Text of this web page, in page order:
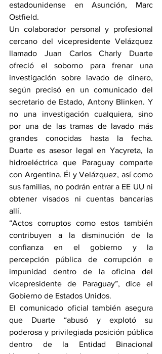
estadounidense en Asunción, Marc
Ostfield.
Un colaborador personal y profesional
cercano del vicepresidente Velázquez
llamado Juan Carlos Charly Duarte
ofreció el soborno para frenar una
investigación sobre lavado de dinero,
según precisó en un comunicado del
secretario de Estado, Antony Blinken. Y
no una investigación cualquiera, sino
por una de las tramas de lavado más
grandes conocidas hasta la fecha.
Duarte es asesor legal en Yacyreta, la
hidroeléctrica que Paraguay comparte
con Argentina. Él y Velázquez, así como
sus familias, no podrán entrar a EE UU ni
obtener visados ni cuentas bancarias
allí.
“Actos corruptos como estos también
contribuyen a la disminución de la
confianza en el gobierno y la
percepción pública de corrupción e
impunidad dentro de la oficina del
vicepresidente de Paraguay”, dice el
Gobierno de Estados Unidos.
El comunicado oficial también asegura
que Duarte “abusó y explotó su
poderosa y privilegiada posición pública
dentro de la Entidad Binacional